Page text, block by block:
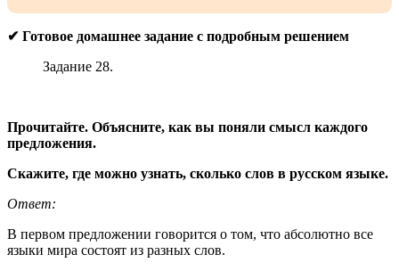
✔ Готовое домашнее задание с подробным решением
Задание 28.
Прочитайте. Объясните, как вы поняли смысл каждого
предложения.
Скажите, где можно узнать, сколько слов в русском языке.
Ответ:
В первом предложении говорится о том, что абсолютно все
языки мира состоят из разных слов.